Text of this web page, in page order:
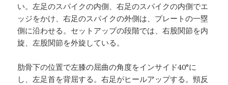
い。左足のスパイクの内側、右足のスパイクの内側でエ
ッジをかけ、右足のスパイクの外側は、プレートの一塁
側に沿わせる。セットアップの段階では、右股関節を内
旋、左股関節を外旋している。
肋骨下の位置で左膝の屈曲の角度をインサイド40°に
し、左足首を背屈する。右足がヒールアップする。頸反